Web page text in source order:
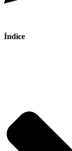
Índice